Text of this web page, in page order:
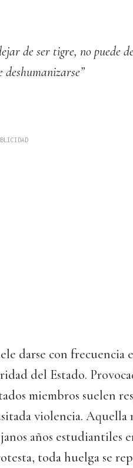
de ser tigre, no puede
deshumanizarse”
darse con frecuencia
del Estado.
miembros suelen
violencia. Aquella
años estudiantiles
toda huelga se